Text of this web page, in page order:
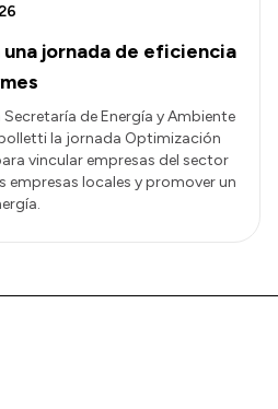
jornada de eficiencia
de Energía y Ambiente
la jornada Optimización
vincular empresas del sector
empresas locales y promover un